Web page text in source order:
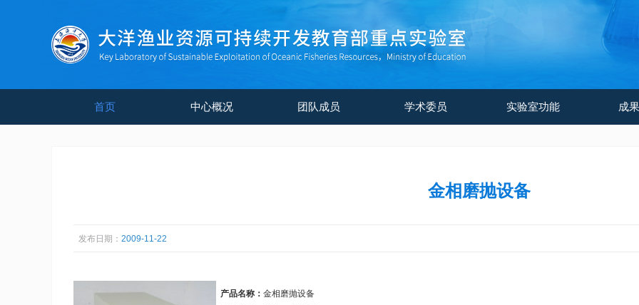
首页 中心概况 团队成员 学术委员 实验室功能 成
金相磨抛设备
发布日期： 2009-11-22
产品名称： 金相磨抛设备